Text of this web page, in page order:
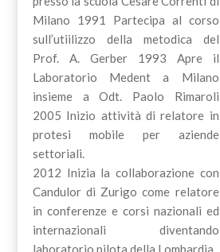
Milano 1991 Partecipa al corso
sull’utiilizzo della metodica del
Prof. A. Gerber 1993 Apre il
Laboratorio Medent a Milano
insieme a Odt. Paolo Rimaroli
2005 Inizio attività di relatore in
protesi mobile per aziende
settoriali.
2012 Inizia la collaborazione con
Candulor di Zurigo come relatore
in conferenze e corsi nazionali ed
internazionali diventando
laboratorio pilota della Lombardia.